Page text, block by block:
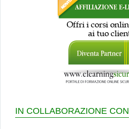
IN COLLABORAZIONE CON